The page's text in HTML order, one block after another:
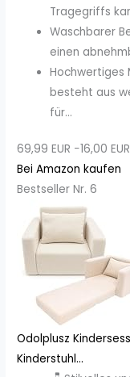
Tragegriffs
Waschbarer
einen
Hochwertiges
besteht aus
für...
69,99 EUR −16,00 EUR
Bei Amazon kaufen
Bestseller Nr. 6
Odolplusz
Kinderstuhl...